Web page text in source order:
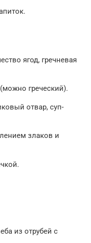
ягод, гречневая
греческий).
отвар, суп-
злаков и
из отрубей с